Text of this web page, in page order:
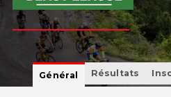
Général Résultats